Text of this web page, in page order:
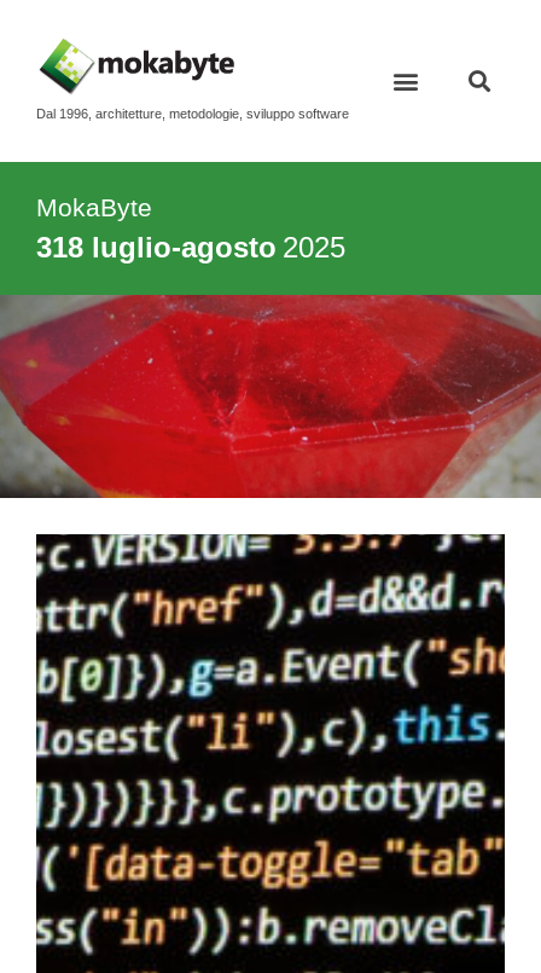
Dal 1996, architetture, metodologie, sviluppo software
MokaByte
318 luglio-agosto 2025